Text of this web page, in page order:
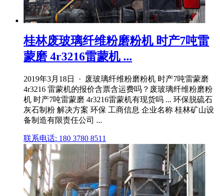
桂林废玻璃纤维粉磨粉机 时产7吨雷
蒙磨 4r3216雷蒙机 ...
2019年3月18日 · 废玻璃纤维粉磨粉机 时产7吨雷蒙磨
4r3216 雷蒙机的报价含票含运费吗？废玻璃纤维粉磨粉
机 时产7吨雷蒙磨 4r3216雷蒙机有现货吗 ... 环保脱硫石
灰石制粉 解决方案 环保 工商信息 企业名称 桂林矿山设
备制造有限责任公司 ...
联系电话: 180 3780 8511